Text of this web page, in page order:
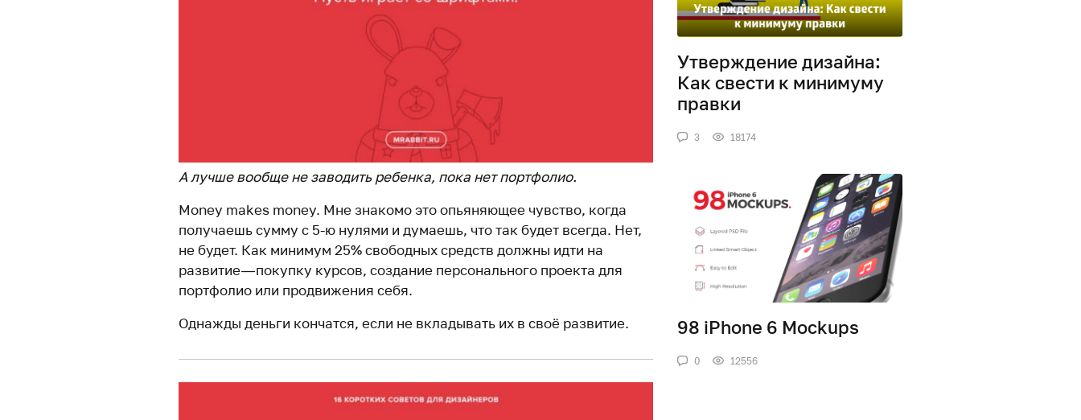
А лучше вообще не заводить ребенка, пока нет портфолио.
Money makes money. Мне знакомо это опьяняющее чувство, когда
получаешь сумму с 5-ю нулями и думаешь, что так будет всегда. Нет,
не будет. Как минимум 25% свободных средств должны идти на
развитие — покупку курсов, создание персонального проекта для
портфолио или продвижения себя.
Однажды деньги кончатся, если не вкладывать их в своё развитие.
Утверждение дизайна:
Как свести к минимуму
правки
3 18174
98 iPhone 6 Mockups
0 12556